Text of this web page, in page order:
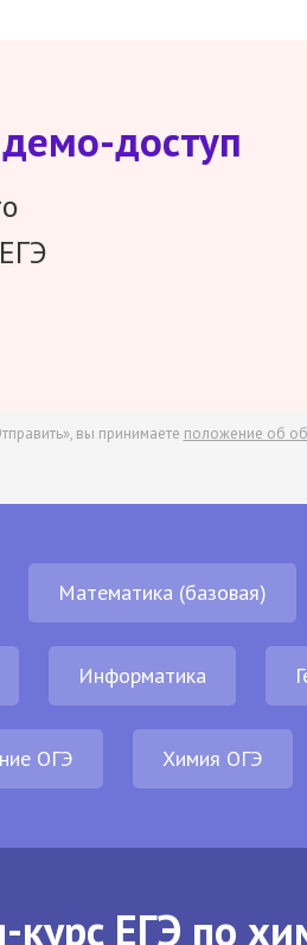
доступ
вы принимаете положение об
Математика (базовая)
Информатика
ОГЭ Химия ОГЭ
курс ЕГЭ по